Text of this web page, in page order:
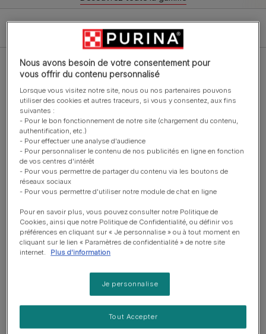
Filter
Friandises & Biscuits
DENTALIFE® Daily Très Petit Chien
(2-7kg) - Bâtonnets à mâcher
Friandises & Biscuits
DENTALIFE® ActivFresh® Grand
mâcher
Nous avons besoin de votre consentement pour
vous offrir du contenu personnalisé
Lorsque vous visitez notre site, nous ou nos partenaires pouvons
utiliser des cookies et autres traceurs, si vous y consentez, aux fins
suivantes :
- Pour le bon fonctionnement de notre site (chargement du contenu,
authentification, etc.)
- Pour effectuer une analyse d'audience
- Pour personnaliser le contenu de nos publicités en ligne en fonction
de vos centres d'intérêt
- Pour vous permettre de partager du contenu via les boutons de
réseaux sociaux
- Pour vous permettre d'utiliser notre module de chat en ligne
Pour en savoir plus, vous pouvez consulter notre Politique de
Cookies, ainsi que notre Politique de Confidentialité, ou définir vos
préférences en cliquant sur « Je personnalise » ou à tout moment en
cliquant sur le lien « Paramètres de confidentialité » de notre site
internet.
Plus d'information
Je personnalise
Tout Accepter